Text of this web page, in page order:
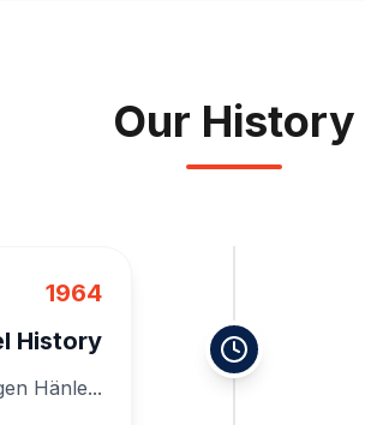
Our History
1964
History
Hänle...